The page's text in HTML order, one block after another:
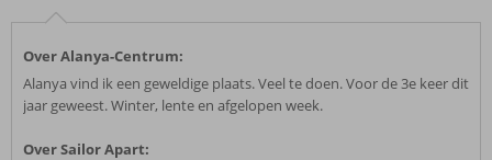
Over Alanya-Centrum:
Alanya vind ik een geweldige plaats. Veel te doen. Voor de 3e keer dit
jaar geweest. Winter, lente en afgelopen week.
Over Sailor Apart: